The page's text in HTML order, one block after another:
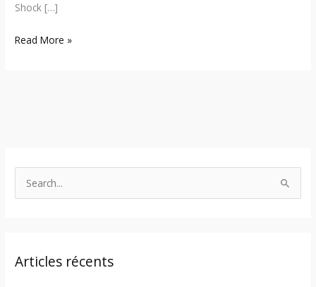
Shock […]
Read More »
c
Articles récents